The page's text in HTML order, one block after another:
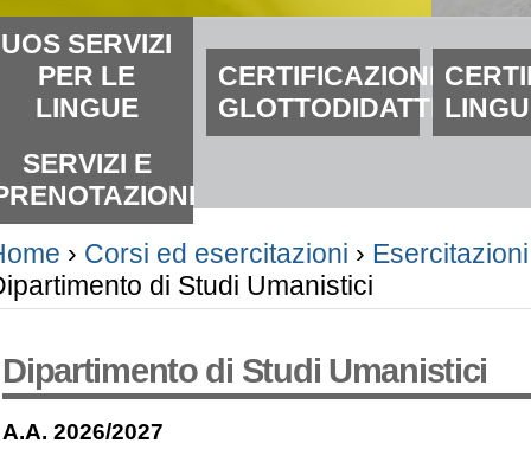
UOS SERVIZI
PER LE
LINGUE
CERTIFICAZIONI
GLOTTODIDATTICHE
SERVIZI E
› Corsi ed esercitazioni ›
di Studi Umanistici
Dipartimento di Studi Umanistici
A.A. 2026/2027